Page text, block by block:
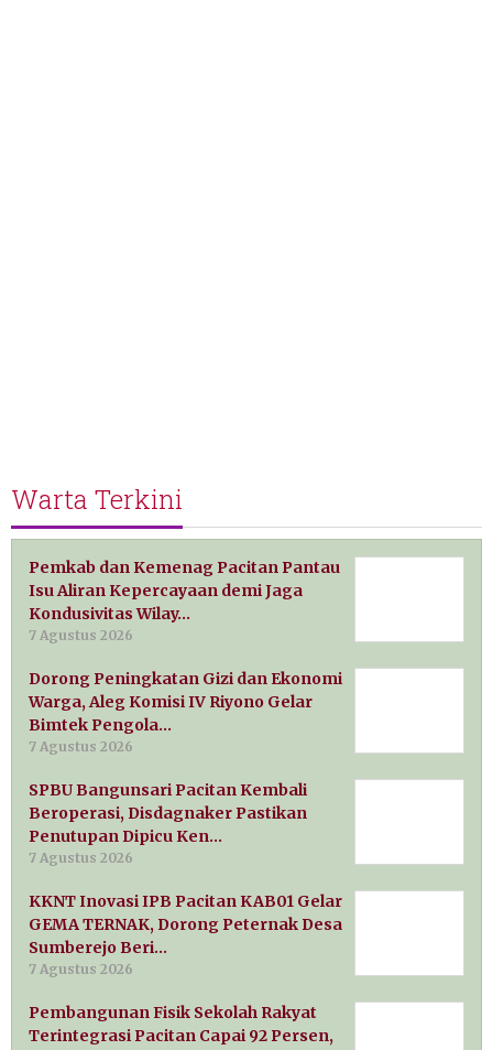
Warta Terkini
Pemkab dan Kemenag Pacitan Pantau
Isu Aliran Kepercayaan demi Jaga
Kondusivitas Wilay…
7 Agustus 2026
Dorong Peningkatan Gizi dan Ekonomi
Warga, Aleg Komisi IV Riyono Gelar
Bimtek Pengola…
7 Agustus 2026
SPBU Bangunsari Pacitan Kembali
Beroperasi, Disdagnaker Pastikan
Penutupan Dipicu Ken…
7 Agustus 2026
KKNT Inovasi IPB Pacitan KAB01 Gelar
GEMA TERNAK, Dorong Peternak Desa
Sumberejo Beri…
7 Agustus 2026
Pembangunan Fisik Sekolah Rakyat
Terintegrasi Pacitan Capai 92 Persen,